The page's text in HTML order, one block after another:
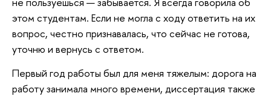
этом студентам. Если не могла с ходу ответить на их
вопрос, честно признавалась, что сейчас не готова,
уточню и вернусь с ответом.
Первый год работы был для меня тяжелым: дорога на
работу занимала много времени, диссертация также